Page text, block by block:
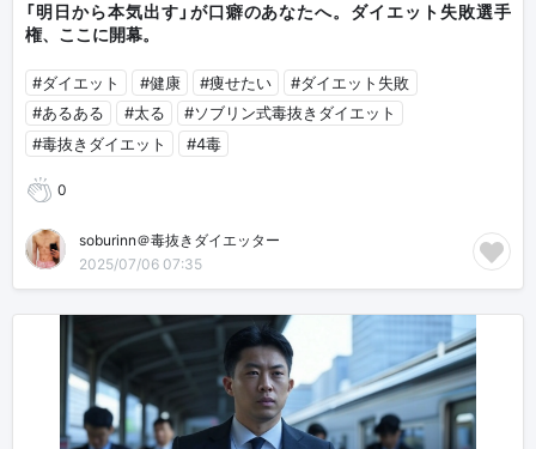
「明日から本気出す」が口癖のあなたへ。ダイエット失敗選手
権、ここに開幕。
#ダイエット #健康 #痩せたい
#ダイエット失敗
#あるある
#太る
#ソブリン式毒抜きダイエット
#毒抜きダイエット
#4毒
0
soburinn＠毒抜きダイエッター
2025/07/06 07:35